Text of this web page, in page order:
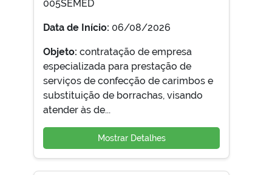
005SEMED
Data de Início: 06/08/2026
Objeto: contratação de empresa
especializada para prestação de
serviços de confecção de carimbos e
substituição de borrachas, visando
atender às de...
Mostrar Detalhes